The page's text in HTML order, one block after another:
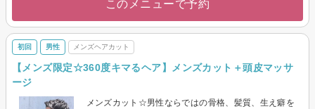
このメニューで予約
初回 男性 メンズヘアカット
【メンズ限定☆360度キマるヘア】メンズカット＋頭皮マッサ
ージ
メンズカット☆男性ならではの骨格、髪質、生え癖を